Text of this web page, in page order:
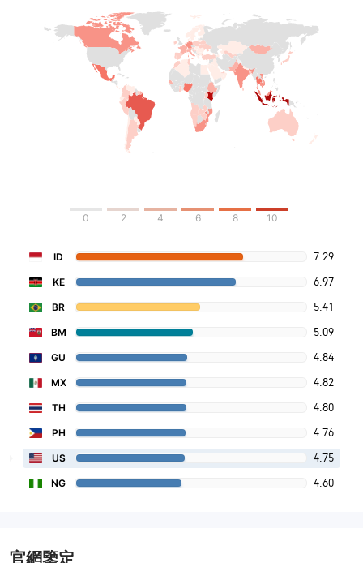
0 2 4 6 8 10
ID 7.29
KE 6.97
BR 5.41
BM 5.09
GU 4.84
MX 4.82
TH 4.80
PH 4.76
US 4.75
NG 4.60
官網鑒定